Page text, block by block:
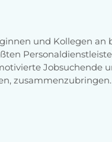
und Kollegen
Jobsuchende
zusammenzubringen.